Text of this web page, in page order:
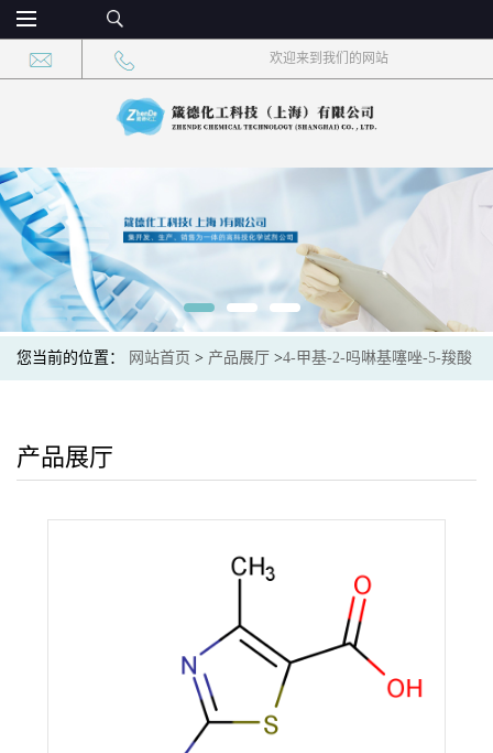
欢迎来到我们的网站
您当前的位置： 网站首页 > 产品展厅 >4-甲基-2-吗啉基噻唑-5-羧酸
产品展厅